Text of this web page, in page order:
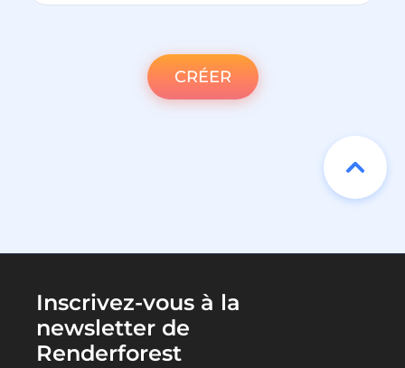
CRÉER
Inscrivez-vous à la
newsletter de
Renderforest